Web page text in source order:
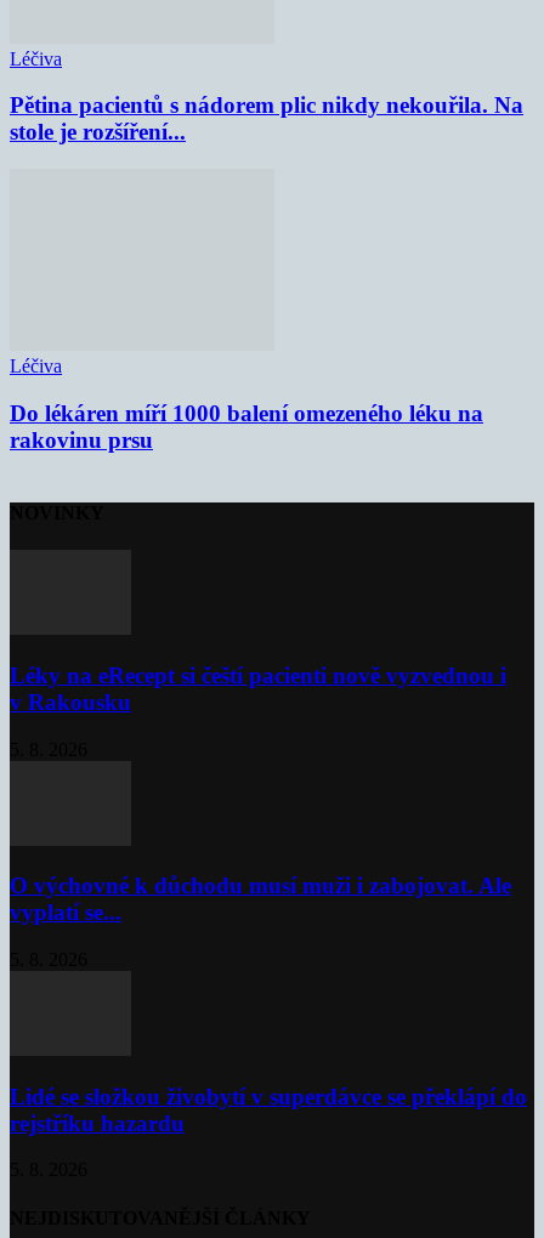
Léčiva
Pětina pacientů s nádorem plic nikdy nekouřila. Na
stole je rozšíření...
Léčiva
Do lékáren míří 1000 balení omezeného léku na
rakovinu prsu
Léky na eRecept si čeští pacienti nově vyzvednou i
v Rakousku
O výchovné k důchodu musí muži i zabojovat. Ale
vyplatí se...
Lidé se složkou živobytí v superdávce se překlápí do
rejstříku hazardu